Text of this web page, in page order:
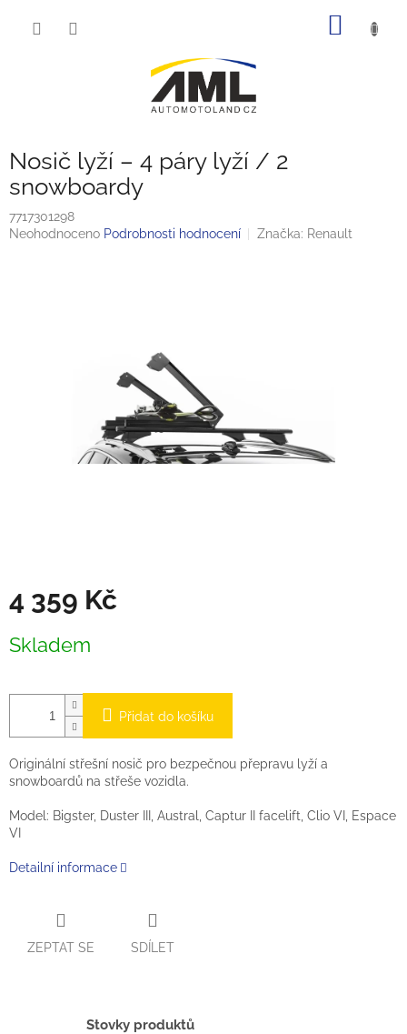
Nosič lyží – 4 páry lyží / 2
snowboardy
7717301298
Průměrné
Neohodnoceno Podrobnosti hodnocení Značka: Renault
4 359 Kč
cena:
Skladem
Přidat do košíku
Originální střešní nosič pro bezpečnou přepravu lyží a
snowboardů na střeše vozidla.
Model: Bigster, Duster III, Austral, Captur II facelift, Clio VI, Espace
VI
Detailní informace
ZEPTAT SE SDÍLET
Stovky produktů